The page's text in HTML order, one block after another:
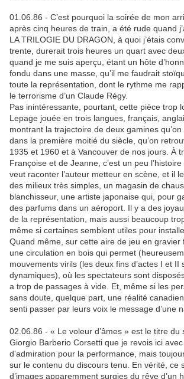
01.06.86 - C’est pourquoi la soirée de mon
après cinq heures de train, a été rude quand
LA TRILOGIE DU DRAGON, à quoi j’étais
trente, durerait trois heures un quart avec
quand je me suis aperçu, étant un hôte
fondu dans une masse, qu’il me faudrait
toute la représentation, dont le rythme me
le terrorisme d’un Claude Régy.
Pas inintéressante, pourtant, cette pièce trop
Lepage jouée en trois langues, français,
montrant la trajectoire de deux gamines
dans la première moitié du siècle, qu’on
1935 et 1960 et à Vancouver de nos jours. À
Françoise et de Jeanne, c’est un peu
veut raconter l’auteur metteur en scène, et il
des milieux très simples, un magasin de
blanchisseur, une artiste japonaise qui, pour
des parfums dans un aéroport. Il y a des
de la représentation, mais aussi beaucoup
même si certaines semblent utiles pour
Quand même, sur cette aire de jeu en gravier
une circulation en bois qui permet
mouvements virils (les deux fins d’actes I et II
dynamiques), où les spectateurs sont
a trop de passages à vide. Et, même si les
sans doute, quelque part, une réalité
senti passer par leurs voix le message d’une
02.06.86 - « Le voleur d’âmes » est le titre du
Giorgio Barberio Corsetti que je revois ici
d’admiration pour la performance, mais
sur le contenu du discours tenu. En vérité, ce
d’images apparemment surgies du rêve d’un